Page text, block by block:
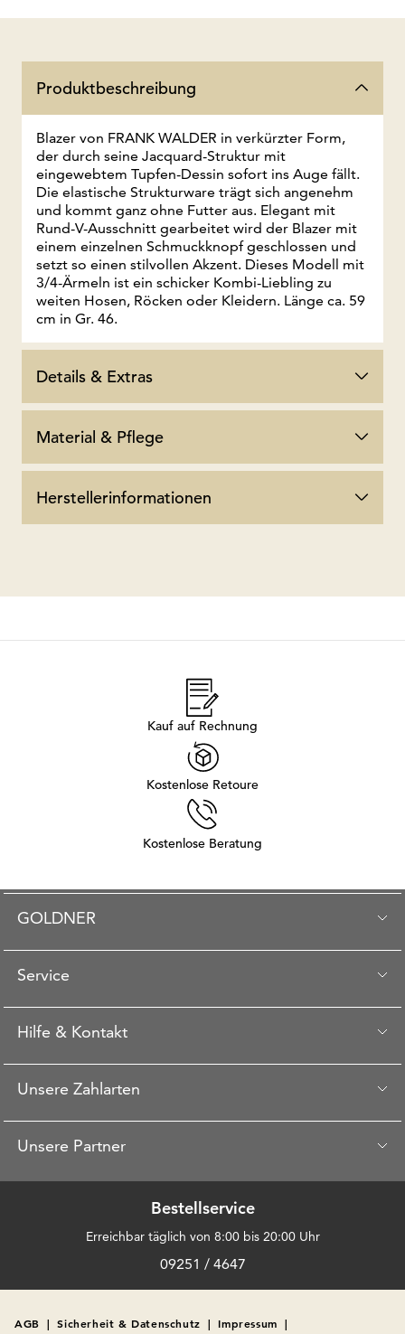
Produktbeschreibung
Blazer von FRANK WALDER in verkürzter Form,
der durch seine Jacquard-Struktur mit
eingewebtem Tupfen-Dessin sofort ins Auge fällt.
Die elastische Strukturware trägt sich angenehm
und kommt ganz ohne Futter aus. Elegant mit
Rund-V-Ausschnitt gearbeitet wird der Blazer mit
einem einzelnen Schmuckknopf geschlossen und
setzt so einen stilvollen Akzent. Dieses Modell mit
3/4-Ärmeln ist ein schicker Kombi-Liebling zu
weiten Hosen, Röcken oder Kleidern. Länge ca. 59
cm in Gr. 46.
Details & Extras
Material & Pflege
Herstellerinformationen
Kauf auf Rechnung
Kostenlose Retoure
Kostenlose Beratung
GOLDNER
Service
Hilfe & Kontakt
Unsere Zahlarten
Unsere Partner
Bestellservice
Erreichbar täglich von 8:00 bis 20:00 Uhr
09251 / 4647
AGB | Sicherheit & Datenschutz | Impressum |